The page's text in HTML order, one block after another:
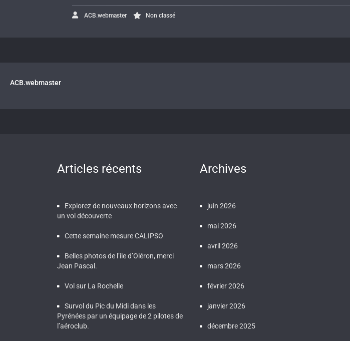
ACB.webmaster Non classé
ACB.webmaster
Articles récents
Explorez de nouveaux horizons avec
un vol découverte
Cette semaine mesure CALIPSO
Belles photos de l’ile d’Oléron, merci
Jean Pascal.
Vol sur La Rochelle
Survol du Pic du Midi dans les
Pyrénées par un équipage de 2 pilotes de
l’aéroclub.
Archives
juin 2026
mai 2026
avril 2026
mars 2026
février 2026
janvier 2026
décembre 2025